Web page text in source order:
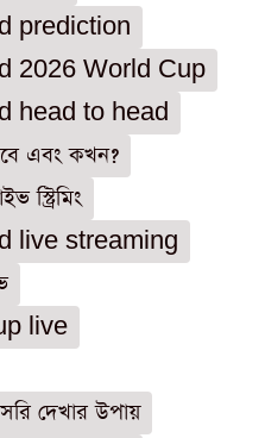
prediction
2026 World Cup
head to head
এবং কখন?
স্ট্রিমিং
live streaming
live
দেখার উপায়